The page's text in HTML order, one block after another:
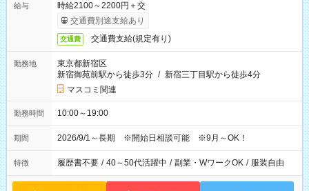
給与
時給2100～2200円＋交
交通費別途支給あり
交通費 交通費支給(規定有り)
勤務地
東京都新宿区
新宿御苑前駅から徒歩3分 / 新宿三丁目駅から徒歩4分
マスコミ関連
勤務時間 10:00～19:00
期間 2026/9/1～長期 ※開始日相談可能 ※9月～OK！
特徴 履歴書不要 / 40～50代活躍中 / 副業・WワークOK / 服装自由